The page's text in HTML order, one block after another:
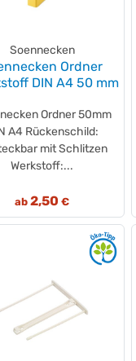
Soennecken
Ordner
DIN A4 50 mm
Ordner 50mm
A4 Rückenschild:
mit Schlitzen
Werkstoff:...
ab2,50 €